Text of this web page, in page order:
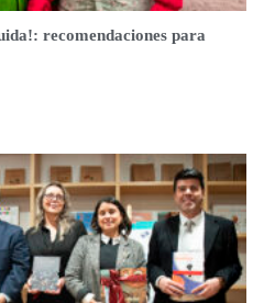
recomendaciones para